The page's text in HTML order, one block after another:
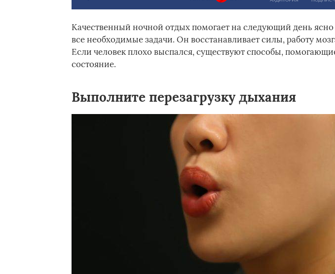
Качественный ночной отдых помогает на следующий день
все необходимые задачи. Он восстанавливает силы, работу
Если человек плохо выспался, существуют способы,
состояние.
Выполните перезагрузку дыхания